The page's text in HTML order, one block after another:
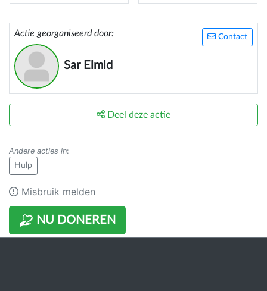
Contact
Actie georganiseerd door:
Sar Elmld
NU DONEREN
Deel deze actie
Andere acties in:
Hulp
Misbruik melden